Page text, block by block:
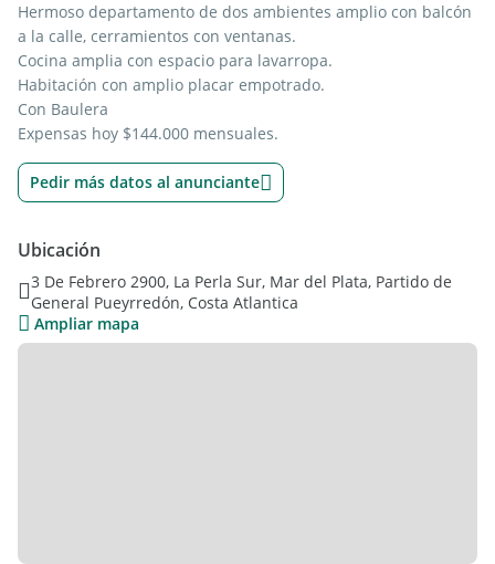
Hermoso departamento de dos ambientes amplio con balcón
a la calle, cerramientos con ventanas.
Cocina amplia con espacio para lavarropa.
Habitación con amplio placar empotrado.
Con Baulera
Expensas hoy $144.000 mensuales.
Pedir más datos al anunciante
Ubicación
3 De Febrero 2900, La Perla Sur, Mar del Plata, Partido de
General Pueyrredón, Costa Atlantica
Ampliar mapa